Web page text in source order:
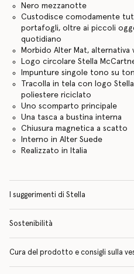
Nero mezzanotte
Custodisce comodamente
portafogli, oltre ai piccoli
quotidiano
Morbido Alter Mat, alternativa
Logo circolare Stella
Impunture singole tono su
Tracolla in tela con logo
poliestere riciclato
Uno scomparto principale
Una tasca a bustina interna
Chiusura magnetica a scatto
Interno in Alter Suede
Realizzato in Italia
I suggerimenti di Stella
Sostenibilità
Cura del prodotto e consigli sulla